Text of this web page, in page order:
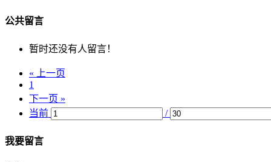
公共留言
暂时还没有人留言！
« 上一页
1
下一页 »
当前
/
我要留言